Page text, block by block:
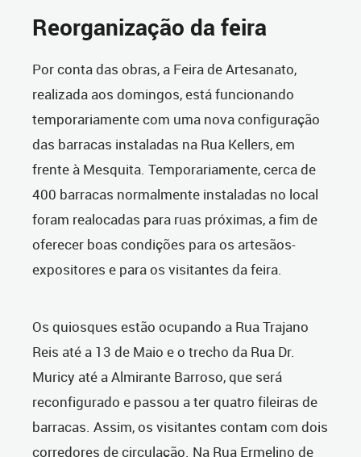
Reorganização da feira
Por conta das obras, a Feira de Artesanato,
realizada aos domingos, está funcionando
temporariamente com uma nova configuração
das barracas instaladas na Rua Kellers, em
frente à Mesquita. Temporariamente, cerca de
400 barracas normalmente instaladas no local
foram realocadas para ruas próximas, a fim de
oferecer boas condições para os artesãos-
expositores e para os visitantes da feira.
Os quiosques estão ocupando a Rua Trajano
Reis até a 13 de Maio e o trecho da Rua Dr.
Muricy até a Almirante Barroso, que será
reconfigurado e passou a ter quatro fileiras de
barracas. Assim, os visitantes contam com dois
corredores de circulação. Na Rua Ermelino de